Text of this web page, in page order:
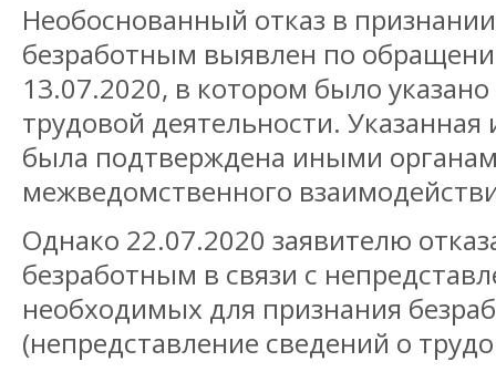
Необоснованный отказ в
безработным выявлен по
13.07.2020, в котором было указано
трудовой деятельности.
была подтверждена иными
межведомственного
Однако 22.07.2020 заявителю
безработным в связи с
необходимых для признания
(непредставление сведений о